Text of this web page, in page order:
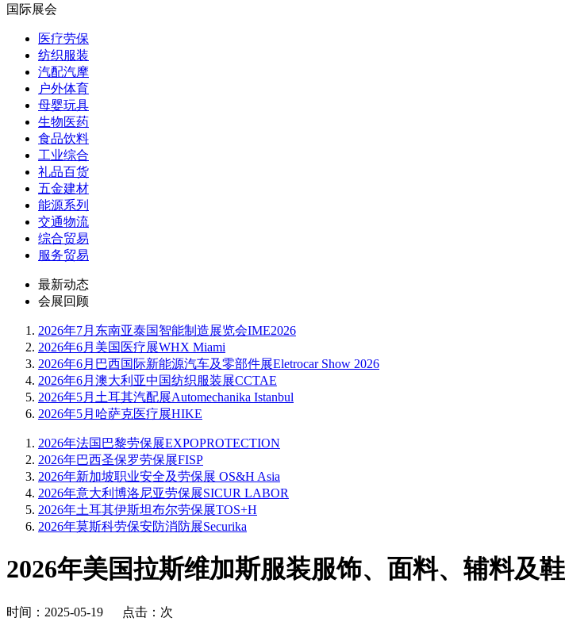
国际展会
医疗劳保
纺织服装
汽配汽摩
户外体育
母婴玩具
生物医药
食品饮料
工业综合
礼品百货
五金建材
能源系列
交通物流
综合贸易
服务贸易
最新动态
会展回顾
2026年7月东南亚泰国智能制造展览会IME2026
2026年6月美国医疗展WHX Miami
2026年6月巴西国际新能源汽车及零部件展Eletrocar Show 2026
2026年6月澳大利亚中国纺织服装展CCTAE
2026年5月土耳其汽配展Automechanika Istanbul
2026年5月哈萨克医疗展HIKE
2026年法国巴黎劳保展EXPOPROTECTION
2026年巴西圣保罗劳保展FISP
2026年新加坡职业安全及劳保展 OS&H Asia
2026年意大利博洛尼亚劳保展SICUR LABOR
2026年土耳其伊斯坦布尔劳保展TOS+H
2026年莫斯科劳保安防消防展Securika
2026年美国拉斯维加斯服装服饰、面料、辅料及
时间：2025-05-19 点击： 次